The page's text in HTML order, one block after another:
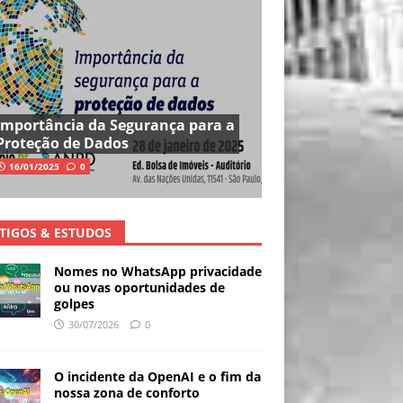
da Segurança para a
de Dados
16/01/2025 0
& ESTUDOS
Nomes no WhatsApp privacidade
ou novas oportunidades de
golpes
30/07/2026 0
O incidente da OpenAI e o fim da
nossa zona de conforto